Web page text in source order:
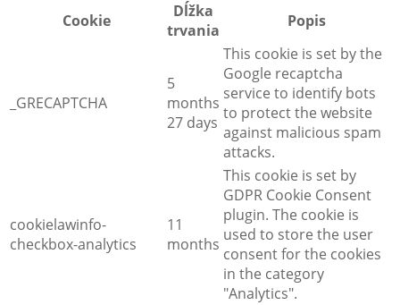
Cookie
Dĺžka
trvania
Popis
_GRECAPTCHA
5
months
27 days
This cookie is set by the
Google recaptcha
service to identify bots
to protect the website
against malicious spam
attacks.
cookielawinfo-
checkbox-analytics
11
months
This cookie is set by
GDPR Cookie Consent
plugin. The cookie is
used to store the user
consent for the cookies
in the category
"Analytics".